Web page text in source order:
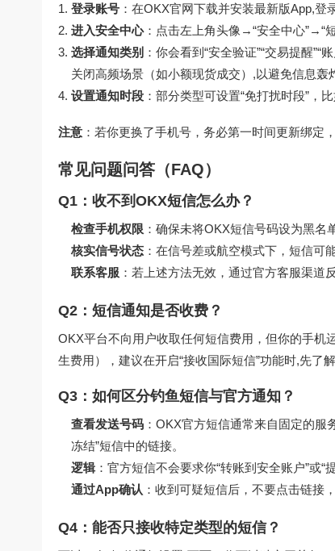
登录账号 ：在OKX官网下载并安装最新版App,登
进入安全中心：点击左上角头像→“安全中心”→“短
选择通知类别 ：你会看到“安全验证”“交易提醒
关闭高频场景（如小额现货成交）,以避免信息轰
设置通知时段 ：部分类型可设置“免打扰时段”，
注意 ：若你更换了手机号，务必第一时间更新绑定
常见问题问答（FAQ）
Q1：收不到OKX短信怎么办？
检查手机权限 ：确保未将OKX短信号码设为黑名
核实信号状态 ：在信号差或航空模式下，短信可
联系客服 ：若上述方法无效，通过官方客服渠道
Q2：短信通知是否收费？
OKX平台不向用户收取任何短信费用，但你的手机
生费用），建议在开启“接收国际短信”功能时,先了
Q3：如何区分钓鱼短信与官方通知？
查看发送号码 ：OKX官方短信通常来自固定的服
冻结”短信中的链接。
逻辑：官方短信不会要求你“转账到安全账户”或“
通过App确认 ：收到可疑短信后，不要点击链接
Q4：能否只接收特定类型的短信？